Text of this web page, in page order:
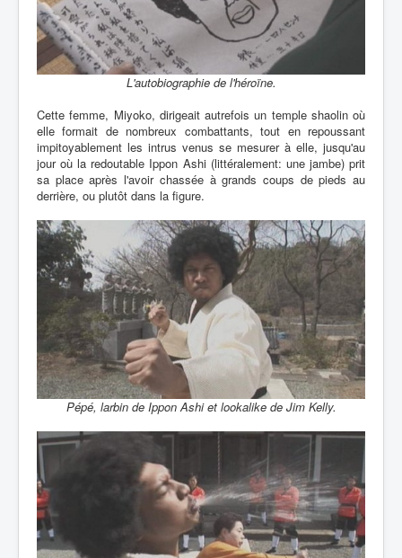
L'autobiographie de l'héroïne.
Cette femme, Miyoko, dirigeait autrefois un temple shaolin où
elle formait de nombreux combattants, tout en repoussant
impitoyablement les intrus venus se mesurer à elle, jusqu'au
jour où la redoutable Ippon Ashi (littéralement: une jambe) prit
sa place après l'avoir chassée à grands coups de pieds au
derrière, ou plutôt dans la figure.
Pépé, larbin de Ippon Ashi et lookalike de Jim Kelly.